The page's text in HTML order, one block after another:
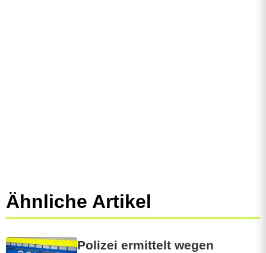
Ähnliche Artikel
Polizei ermittelt wegen